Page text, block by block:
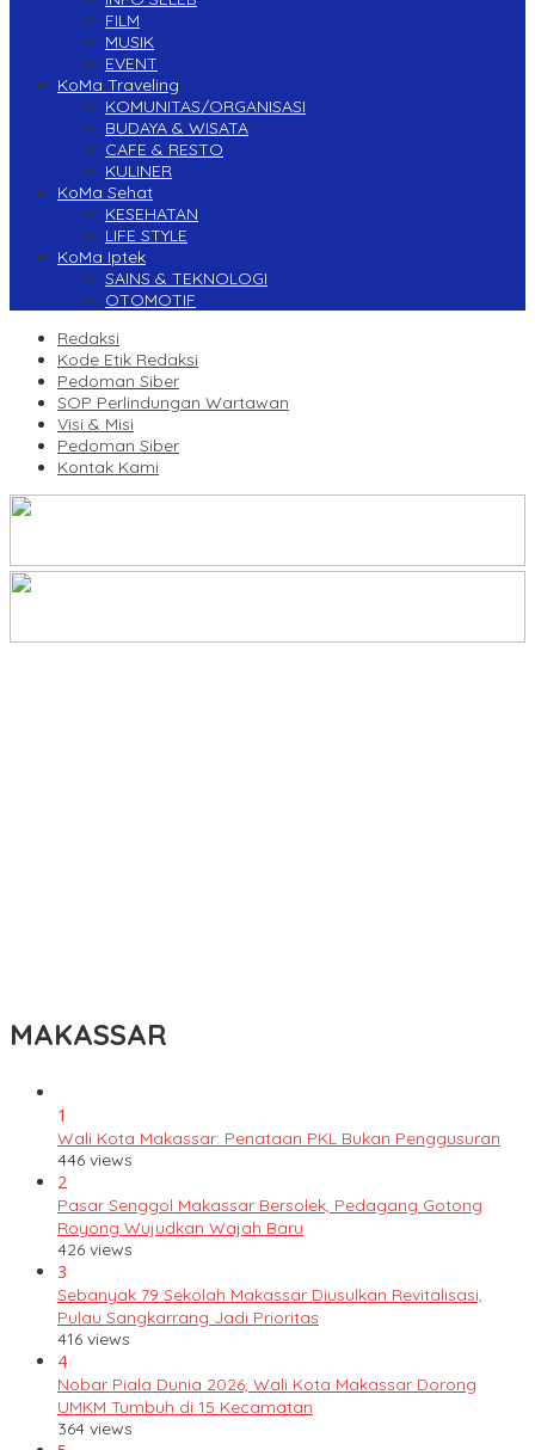
FILM
MUSIK
EVENT
KoMa Traveling
KOMUNITAS/ORGANISASI
BUDAYA & WISATA
CAFE & RESTO
KULINER
KoMa Sehat
KESEHATAN
LIFE STYLE
KoMa Iptek
SAINS & TEKNOLOGI
OTOMOTIF
Redaksi
Kode Etik Redaksi
Pedoman Siber
SOP Perlindungan Wartawan
Visi & Misi
Pedoman Siber
Kontak Kami
MAKASSAR
1
Wali Kota Makassar: Penataan PKL Bukan Penggusuran
446 views
2
Pasar Senggol Makassar Bersolek, Pedagang Gotong
Royong Wujudkan Wajah Baru
426 views
3
Sebanyak 79 Sekolah Makassar Diusulkan Revitalisasi,
Pulau Sangkarrang Jadi Prioritas
416 views
4
Nobar Piala Dunia 2026, Wali Kota Makassar Dorong
UMKM Tumbuh di 15 Kecamatan
364 views